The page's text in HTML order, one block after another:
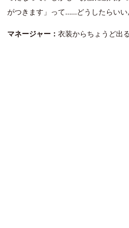
がつきます」って……どうしたらいい
マネージャー： 衣装からちょうど出